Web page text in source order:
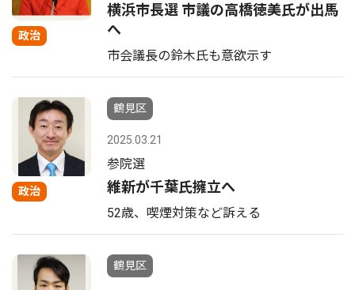
政治
横浜市長選 市議の高橋徳美氏が出馬
へ
市会議長の鈴木氏も意欲示す
政治
鶴見区
2025.03.21
参院選
維新が千葉氏擁立へ
52歳、喫煙対策など訴える
鶴見区